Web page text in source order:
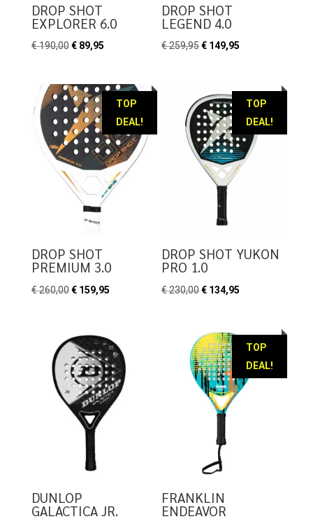
DROP SHOT
EXPLORER 6.0
€190,00 Oorspronkelijke
was:
€ 190,00.
€89,95Huidige
is:
€ 89,95.
DROP SHOT
LEGEND 4.0
€259,95Oorspronkelijke
€ 259,95.
€ 149,95
€ 149,95.
TOP
DEAL!
DROP SHOT
PREMIUM 3.0
€260,00 Oorspronkelijke
€ 260,00.
€159,95Huidige
€ 159,95.
TOP
DEAL!
DROP SHOT YUKON
PRO 1.0
€230,00Oorspronkelijke
€ 230,00.
€ 134,95
€ 134,95.
DUNLOP
GALACTICA JR.
TOP
DEAL!
FRANKLIN
ENDEAVOR